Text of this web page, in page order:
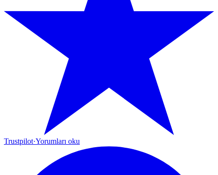
Trustpilot·Yorumları oku